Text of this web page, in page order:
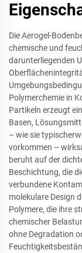
Die Aerogel-
chemische und
darunterliegenden
Polymerchemie in
Partikeln erzeugt
Basen,
– wie sie
vorkommen –
beruht auf der
Beschichtung, die
verbundene
molekulare Design
Polymere, die ihre
chemischer
ohne Degradation